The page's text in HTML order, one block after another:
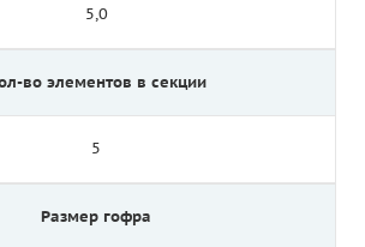
5,0
во элементов в секции
5
Размер гофра